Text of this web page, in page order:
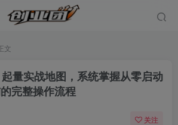
文
量实战地图，系统掌握从零启动
完整操作流程
关注